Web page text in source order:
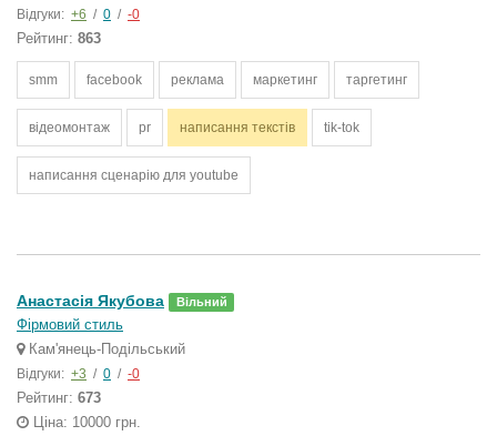
Відгуки: +6 / 0 / -0
Рейтинг: 863
smm facebook реклама маркетинг таргетинг
відеомонтаж pr написання текстів tik-tok
написання сценарію для youtube
Анастасія Якубова Вільний
Фірмовий стиль
Кам'янець-Подільський
Відгуки: +3 / 0 / -0
Рейтинг: 673
Ціна: 10000 грн.